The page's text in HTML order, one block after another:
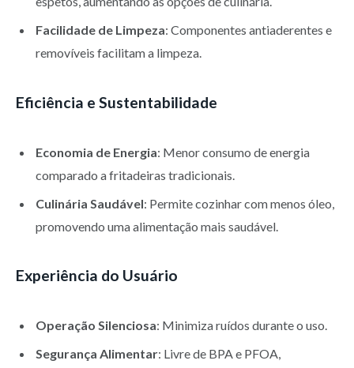
Facilidade de Limpeza: Componentes antiaderentes e
removíveis facilitam a limpeza.
Eficiência e Sustentabilidade
Economia de Energia: Menor consumo de energia
comparado a fritadeiras tradicionais.
Culinária Saudável: Permite cozinhar com menos óleo,
promovendo uma alimentação mais saudável.
Experiência do Usuário
Operação Silenciosa: Minimiza ruídos durante o uso.
Segurança Alimentar: Livre de BPA e PFOA,